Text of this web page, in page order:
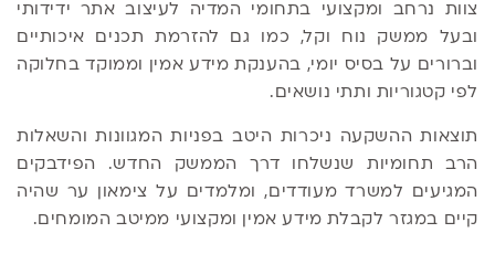
צוות נרחב ומקצועי בתחומי המדיה לעיצוב אתר ידידותי
ובעל ממשק נוח וקל, כמו גם להזרמת תכנים איכותיים
וברורים על בסיס יומי, בהענקת מידע אמין וממוקד בחלוקה
לפי קטגוריות ותתי נושאים.
תוצאות ההשקעה ניכרות היטב בפניות המגוונות והשאלות
הרב תחומיות שנשלחו דרך הממשק החדש. הפידבקים
המגיעים למשרד מעודדים, ומלמדים על צימאון ער שהיה
קיים במגזר לקבלת מידע אמין ומקצועי ממיטב המומחים.